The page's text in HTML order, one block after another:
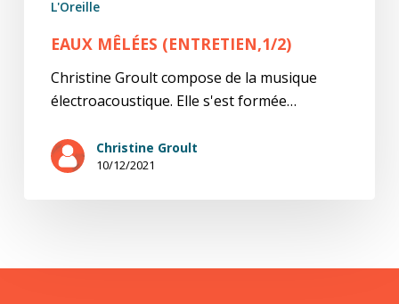
L'Oreille
EAUX MÊLÉES (ENTRETIEN,1/2)
Christine Groult compose de la musique
électroacoustique. Elle s'est formée…
Christine Groult
10/12/2021